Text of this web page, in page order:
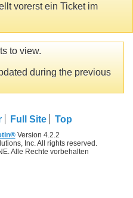
vorerst ein Ticket im
to view.
during the previous
Full Site Top
Version 4.2.2
Inc. All rights reserved.
Alle Rechte vorbehalten